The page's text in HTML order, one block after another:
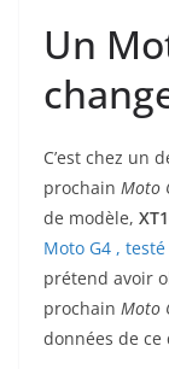
Un
C’est chez un
prochain Moto
de modèle,
Moto G4 ,
prétend avoir
prochain Moto
données de